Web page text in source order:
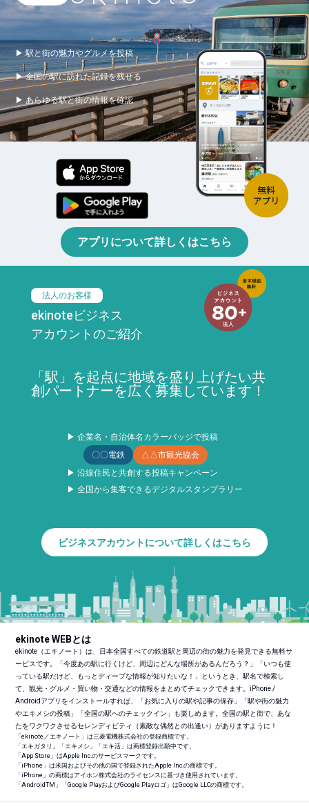
▶ 駅と街の魅力やグルメを投稿
▶ 全国の駅に訪れた記録を残せる
▶ あらゆる駅と街の情報を確認
アプリについて詳しくはこちら
法人のお客様
ekinoteビジネス
アカウントのご紹介
「駅」を起点に地域を盛り上げたい共
創パートナーを広く募集しています！
▶ 企業名・自治体名カラーバッジで投稿
〇〇電鉄
△△市観光協会
▶ 沿線住民と共創する投稿キャンペーン
▶ 全国から集客できるデジタルスタンプラリー
ビジネスアカウントについて詳しくはこちら
ekinote WEBとは
ekinote（エキノート）は、日本全国すべての鉄道駅と周辺の街の魅力を発見できる無料サ
ービスです。「今度あの駅に行くけど、周辺にどんな場所があるんだろう？」「いつも使
っている駅だけど、もっとディープな情報が知りたいな！」というとき、駅名で検索し
て、観光・グルメ・買い物・交通などの情報をまとめてチェックできます。iPhone /
Androidアプリをインストールすれば、「お気に入りの駅や記事の保存」「駅や街の魅力
やエキメシの投稿」「全国の駅へのチェックイン」も楽しめます。全国の駅と街で、あな
たをワクワクさせるセレンディピティ（素敵な偶然との出逢い）がありますように！
「ekinote／エキノート」は三菱電機株式会社の登録商標です。
「エキガタリ」「エキメシ」「エキ活」は商標登録出願中です。
「App Store」はApple Inc.のサービスマークです。
「iPhone」は米国およびその他の国で登録されたApple Inc.の商標です。
「iPhone」の商標はアイホン株式会社のライセンスに基づき使用されています。
「AndroidTM 」「Google PlayおよびGoogle Playロゴ」はGoogle LLCの商標です。